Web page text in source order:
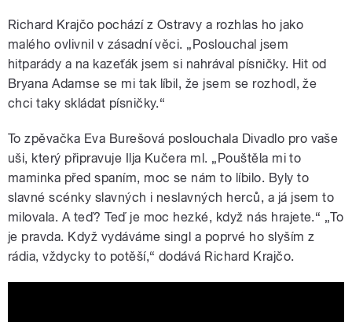
Richard Krajčo pochází z Ostravy a rozhlas ho jako
malého ovlivnil v zásadní věci. „Poslouchal jsem
hitparády a na kazeťák jsem si nahrával písničky. Hit od
Bryana Adamse se mi tak líbil, že jsem se rozhodl, že
chci taky skládat písničky.“
To zpěvačka Eva Burešová poslouchala Divadlo pro vaše
uši, který připravuje Ilja Kučera ml. „Pouštěla mi to
maminka před spaním, moc se nám to líbilo. Byly to
slavné scénky slavných i neslavných herců, a já jsem to
milovala. A teď? Teď je moc hezké, když nás hrajete.“ „To
je pravda. Když vydáváme singl a poprvé ho slyším z
rádia, vždycky to potěší,“ dodává Richard Krajčo.